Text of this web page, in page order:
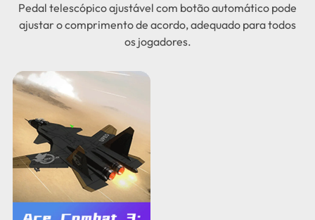
Pedal telescópico ajustável com botão automático pode
ajustar o comprimento de acordo, adequado para todos
os jogadores.